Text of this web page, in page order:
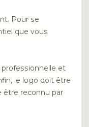
Pour se
que vous
et
le logo doit être
être reconnu par